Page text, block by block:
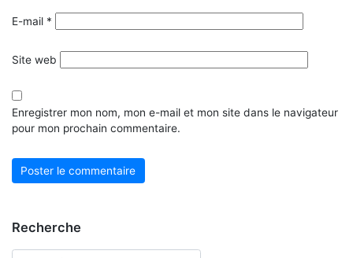
E-mail *
Site web
Enregistrer mon nom, mon e-mail et mon site dans le navigateur
pour mon prochain commentaire.
Recherche